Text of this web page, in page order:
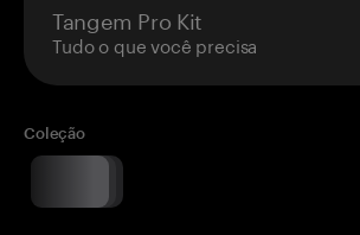
Tangem Pro Kit
Tudo o que você precisa
Coleção